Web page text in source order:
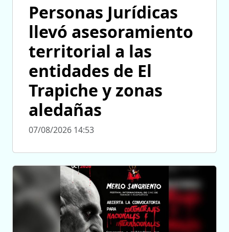
Personas Jurídicas
llevó asesoramiento
territorial a las
entidades de El
Trapiche y zonas
aledañas
07/08/2026 14:53